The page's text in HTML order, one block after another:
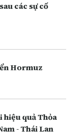
các sự cố
Hormuz
hiệu quả Thỏa
- Thái Lan